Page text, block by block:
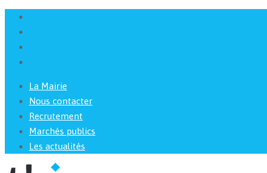
La Mairie
Nous contacter
Recrutement
Marchés publics
Les actualités